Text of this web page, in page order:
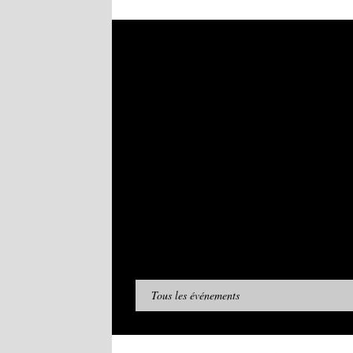
Tous les événements